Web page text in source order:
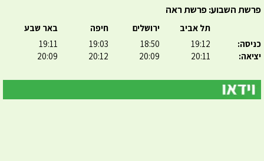
פרשת השבוע: פרשת ראה
כניסה:
יציאה:
תל אביב
19:12
20:11
ירושלים
18:50
20:09
חיפה
19:03
20:12
באר שבע
19:11
20:09